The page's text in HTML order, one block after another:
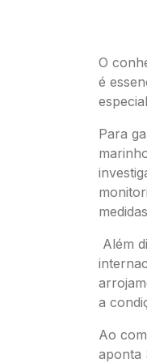
O
é
Para
Além
a
Ao
aponta